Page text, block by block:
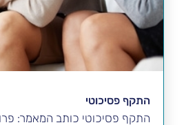
התקף פסיכוטי
התקף פסיכוטי כותב המאמר: